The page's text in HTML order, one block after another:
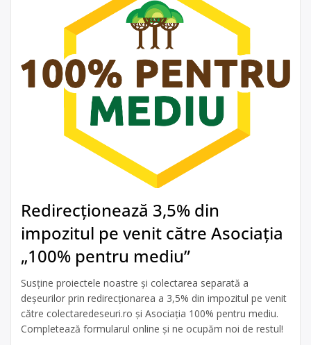
Redirecționează 3,5% din
impozitul pe venit către Asociația
„100% pentru mediu”
Susține proiectele noastre și colectarea separată a
deșeurilor prin redirecționarea a 3,5% din impozitul pe venit
către colectaredeseuri.ro și Asociația 100% pentru mediu.
Completează formularul online și ne ocupăm noi de restul!